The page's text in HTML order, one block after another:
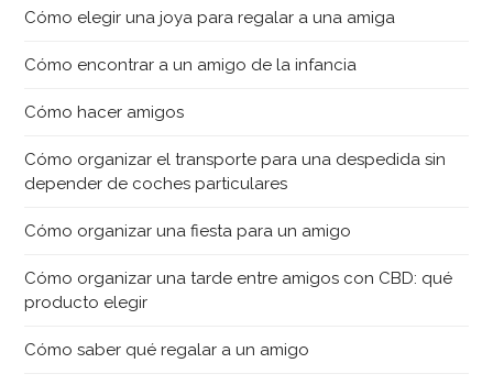
Cómo elegir una joya para regalar a una amiga
Cómo encontrar a un amigo de la infancia
Cómo hacer amigos
Cómo organizar el transporte para una despedida sin
depender de coches particulares
Cómo organizar una fiesta para un amigo
Cómo organizar una tarde entre amigos con CBD: qué
producto elegir
Cómo saber qué regalar a un amigo